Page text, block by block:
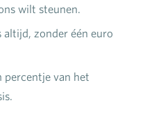
wilt steunen.
altijd, zonder één euro
percentje van het